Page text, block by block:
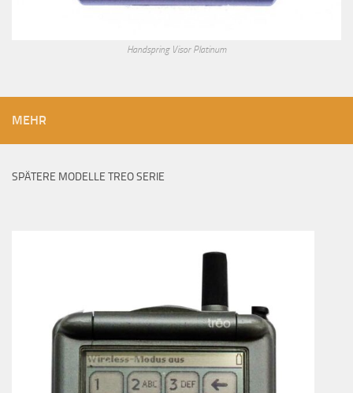
Handspring Visor Platinum
MEHR
SPÄTERE MODELLE TREO SERIE